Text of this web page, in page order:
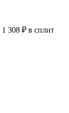
1 308 ₽ в сплит